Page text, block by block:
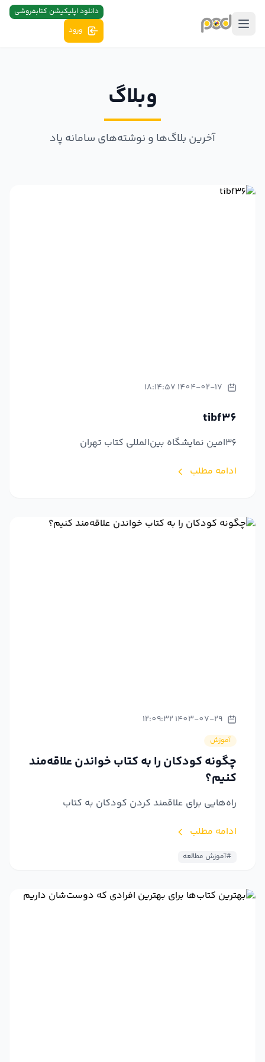
دانلود اپلیکیشن کتابفروشی
ورود
وبلاگ
آخرین بلاگ‌ها و نوشته‌های سامانه پاد
1404-02-17 18:14:57
tibf36
36امین نمایشگاه بین‌المللی کتاب تهران
ادامه مطلب
1403-07-29 12:09:32
آموزش
چگونه کودکان را به کتاب خواندن علاقه‌مند
کنیم؟
راه‌هایی برای علاقمند کردن کودکان به کتاب
ادامه مطلب
#آموزش مطالعه